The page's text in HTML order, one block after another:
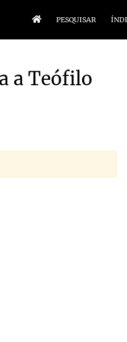
PESQUISAR
a Teófilo